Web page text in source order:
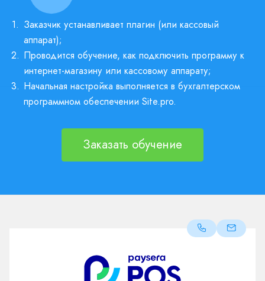
1. Заказчик устанавливает плагин (или кассовый
аппарат);
2. Проводится обучение, как подключить программу к
интернет-магазину или кассовому аппарату;
3. Начальная настройка выполняется в бухгалтерском
программном обеспечении Site.pro.
Заказать обучение